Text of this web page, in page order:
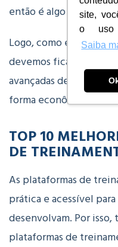
site,
o uso
Saiba
então é algo a se
Logo, como estamos
devemos ficar
avançadas de
forma econômica a
TOP 10
DE
As plataformas de
prática e acessível para
desenvolvam. Por isso,
plataformas de